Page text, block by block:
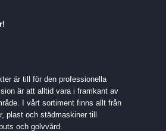
!
är till för den professionella
är att alltid vara i framkant av
I vårt sortiment finns allt från
plast och städmaskiner till
och golvvård.